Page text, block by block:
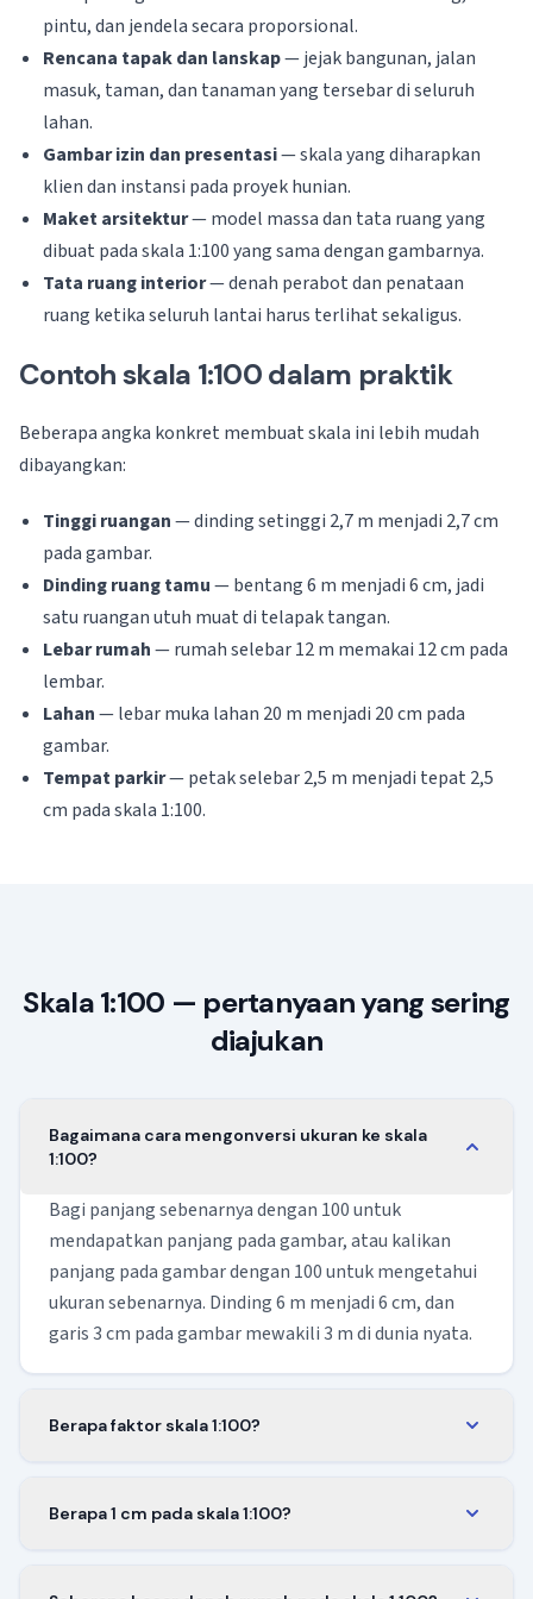
pintu, dan jendela secara proporsional.
Rencana tapak dan lanskap— jejak bangunan, jalan
masuk, taman, dan tanaman yang tersebar di seluruh
lahan.
Gambar izin dan presentasi— skala yang diharapkan
klien dan instansi pada proyek hunian.
Maket arsitektur— model massa dan tata ruang yang
dibuat pada skala 1:100 yang sama dengan gambarnya.
Tata ruang interior— denah perabot dan penataan
ruang ketika seluruh lantai harus terlihat sekaligus.
Contoh skala 1:100 dalam praktik
Beberapa angka konkret membuat skala ini lebih mudah
dibayangkan:
Tinggi ruangan— dinding setinggi 2,7 m menjadi 2,7 cm
pada gambar.
Dinding ruang tamu— bentang 6 m menjadi 6 cm, jadi
satu ruangan utuh muat di telapak tangan.
Lebar rumah— rumah selebar 12 m memakai 12 cm pada
lembar.
Lahan— lebar muka lahan 20 m menjadi 20 cm pada
gambar.
Tempat parkir— petak selebar 2,5 m menjadi tepat 2,5
cm pada skala 1:100.
Skala 1:100 — pertanyaan yang sering
diajukan
Bagaimana cara mengonversi ukuran ke skala
1:100?
Bagi panjang sebenarnya dengan 100 untuk
mendapatkan panjang pada gambar, atau kalikan
panjang pada gambar dengan 100 untuk mengetahui
ukuran sebenarnya. Dinding 6 m menjadi 6 cm, dan
garis 3 cm pada gambar mewakili 3 m di dunia nyata.
Berapa faktor skala 1:100?
sebenarnya berapa pun dengan 0,01 untuk
Berapa 1 cm pada skala 1:100?